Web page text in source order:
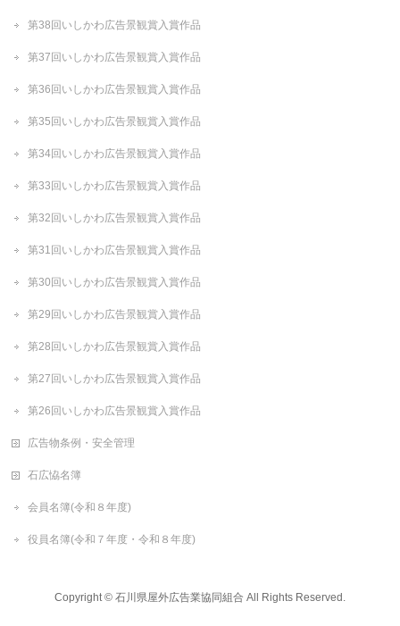
第38回いしかわ広告景観賞入賞作品
第37回いしかわ広告景観賞入賞作品
第36回いしかわ広告景観賞入賞作品
第35回いしかわ広告景観賞入賞作品
第34回いしかわ広告景観賞入賞作品
第33回いしかわ広告景観賞入賞作品
第32回いしかわ広告景観賞入賞作品
第31回いしかわ広告景観賞入賞作品
第30回いしかわ広告景観賞入賞作品
第29回いしかわ広告景観賞入賞作品
第28回いしかわ広告景観賞入賞作品
第27回いしかわ広告景観賞入賞作品
第26回いしかわ広告景観賞入賞作品
広告物条例・安全管理
石広恊名簿
会員名簿(令和８年度)
役員名簿(令和７年度・令和８年度)
Copyright © 石川県屋外広告業協同組合 All Rights Reserved.